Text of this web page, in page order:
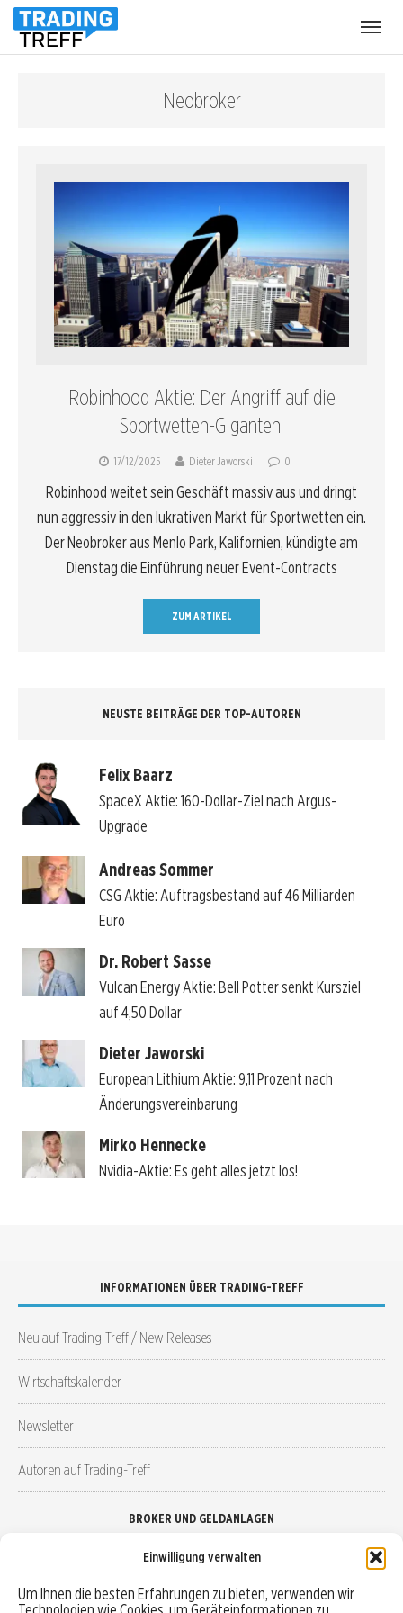
Einwilligung verwalten
Um Ihnen die besten Erfahrungen zu bieten, verwenden wir
Neobroker
Robinhood Aktie: Der Angriff auf die
Sportwetten-Giganten!
17/12/2025 Dieter Jaworski 0
Robinhood weitet sein Geschäft massiv aus und dringt
nun aggressiv in den lukrativen Markt für Sportwetten ein.
Der Neobroker aus Menlo Park, Kalifornien, kündigte am
Dienstag die Einführung neuer Event-Contracts
ZUM ARTIKEL
NEUSTE BEITRÄGE DER TOP-AUTOREN
Felix Baarz
SpaceX Aktie: 160-Dollar-Ziel nach Argus-
Upgrade
Andreas Sommer
CSG Aktie: Auftragsbestand auf 46 Milliarden
Euro
Dr. Robert Sasse
Vulcan Energy Aktie: Bell Potter senkt Kursziel
auf 4,50 Dollar
Dieter Jaworski
European Lithium Aktie: 9,11 Prozent nach
Änderungsvereinbarung
Mirko Hennecke
Nvidia-Aktie: Es geht alles jetzt los!
INFORMATIONEN ÜBER TRADING-TREFF
Neu auf Trading-Treff / New Releases
Wirtschaftskalender
Newsletter
Autoren auf Trading-Treff
BROKER UND GELDANLAGEN